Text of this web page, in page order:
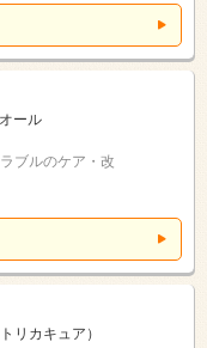
ール
ブルのケア・改
リカキュア）